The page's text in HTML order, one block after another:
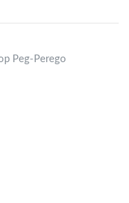
Peg-Perego